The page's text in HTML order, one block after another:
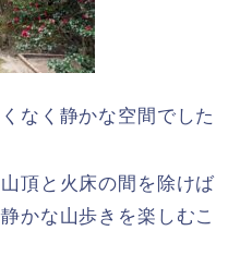
なく静かな空間でした
頂と火床の間を除けば
かな山歩きを楽しむこ